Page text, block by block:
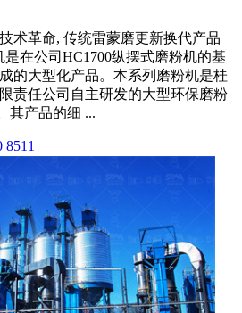
术革命, 传统雷蒙磨更新换代产品
在公司HC1700纵摆式磨粉机的基
的大型化产品。本系列磨粉机是桂
责任公司自主研发的大型环保磨粉
其产品的细 ...
8511